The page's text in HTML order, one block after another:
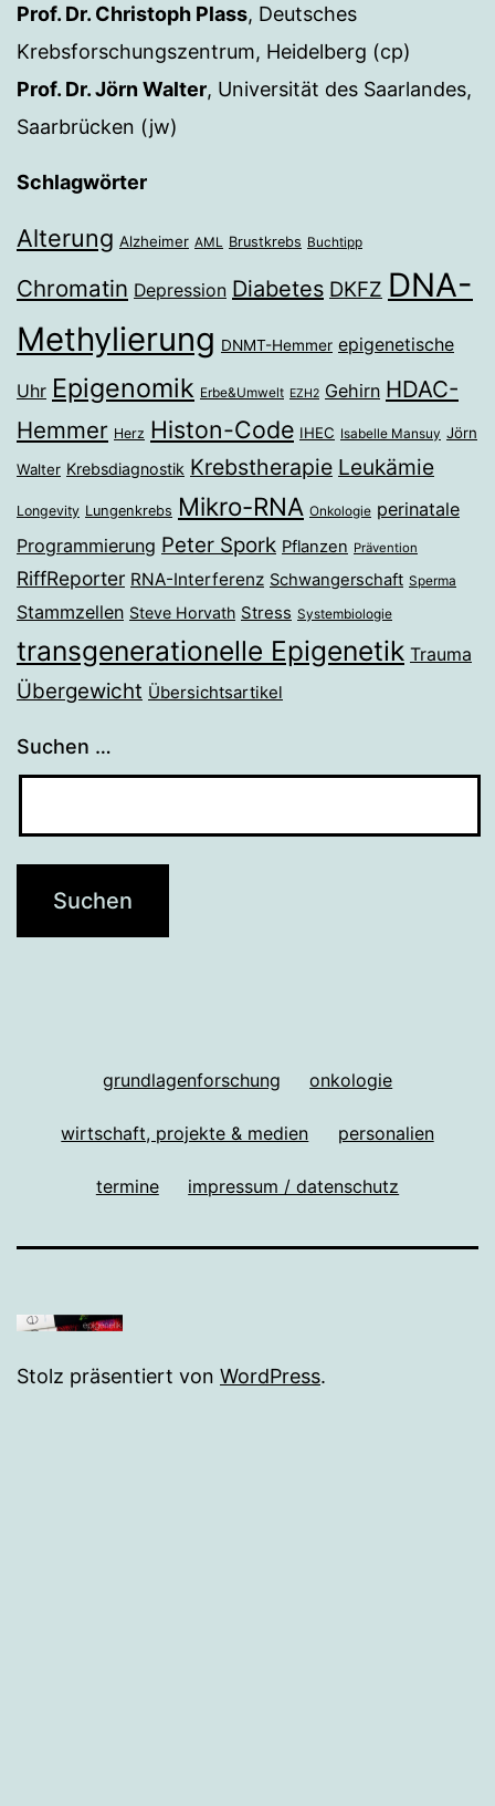
Prof. Dr. Christoph Plass, Deutsches
Krebsforschungszentrum, Heidelberg (cp)
Prof. Dr. Jörn Walter, Universität des Saarlandes,
Saarbrücken (jw)
Schlagwörter
Alterung Alzheimer AML Brustkrebs Buchtipp
Chromatin Depression Diabetes DKFZ DNA-
Methylierung DNMT-Hemmer epigenetische
Uhr Epigenomik Erbe&Umwelt EZH2 Gehirn HDAC-
Hemmer Herz Histon-Code IHEC Isabelle Mansuy Jörn
Walter Krebsdiagnostik Krebstherapie Leukämie
Longevity Lungenkrebs Mikro-RNA Onkologie perinatale
Programmierung Peter Spork Pflanzen Prävention
RiffReporter RNA-Interferenz Schwangerschaft Sperma
Stammzellen Steve Horvath Stress Systembiologie
transgenerationelle Epigenetik Trauma
Übergewicht Übersichtsartikel
Suchen …
grundlagenforschung onkologie
wirtschaft, projekte & medien personalien
termine impressum / datenschutz
Stolz präsentiert von WordPress.